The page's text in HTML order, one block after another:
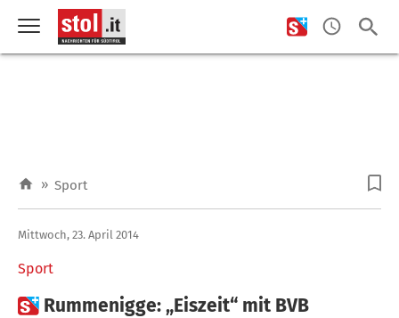
» Sport
Sport
Mittwoch, 23. April 2014
 Rummenigge: „Eiszeit“ mit BVB